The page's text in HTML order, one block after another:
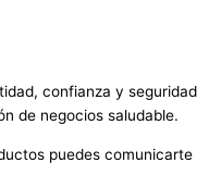
confianza y seguridad
de negocios saludable.
puedes comunicarte